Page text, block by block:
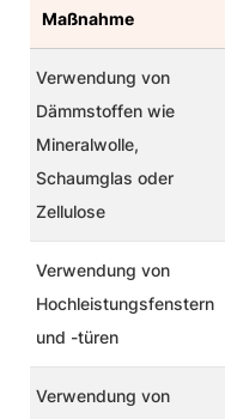
Maßnahme
Verwendung von
Dämmstoffen wie
Mineralwolle,
Schaumglas oder
Zellulose
Verwendung von
Hochleistungsfenstern
und -türen
Verwendung von